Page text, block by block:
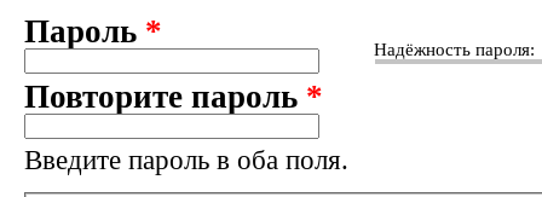
Надёжность пароля:
Пароль *
Повторите пароль *
Введите пароль в оба поля.